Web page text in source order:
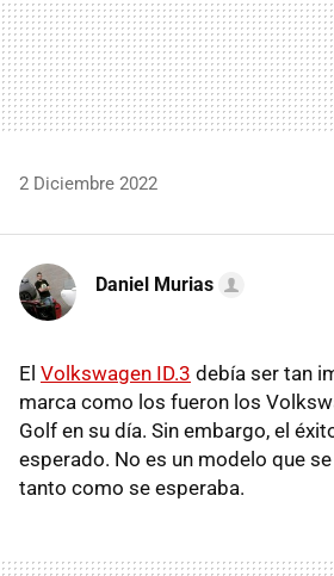
2 Diciembre 2022
Daniel Murias
El Volkswagen ID.3 debía ser tan
marca como los fueron los
Golf en su día. Sin embargo, el
esperado. No es un modelo que
tanto como se esperaba.